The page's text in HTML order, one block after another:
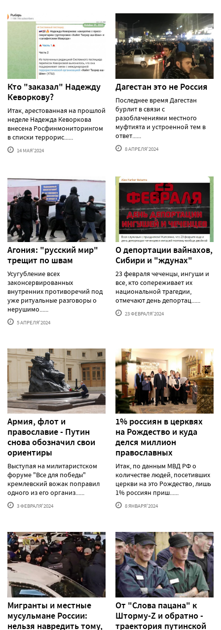
Кто "заказал" Надежду
Кеворкову?
Итак, арестованная на прошлой
неделе Надежда Кеворкова
внесена Росфинмониторингом
в списки террорис......
14 МАЯ'2024
Дагестан это не Россия
Последнее время Дагестан
бурлит в связи с
разоблачениями местного
муфтията и устроенной тем в
ответ......
8 АПРЕЛЯ'2024
Агония: "русский мир"
трещит по швам
Усугубление всех
законсервированных
внутренних противоречий под
уже ритуальные разговоры о
нерушимо......
5 АПРЕЛЯ'2024
О депортации вайнахов,
Сибири и "ждунах"
23 февраля чеченцы, ингуши и
все, кто сопереживает их
национальной трагедии,
отмечают день депортац......
23 ФЕВРАЛЯ'2024
Армия, флот и
православие - Путин
снова обозначил свои
ориентиры
Выступая на милитаристском
форуме "Все для победы"
кремлевский вожак поправил
одного из его организ......
3 ФЕВРАЛЯ'2024
1% россиян в церквях
на Рождество и куда
делся миллион
православных
Итак, по данным МВД РФ о
количестве людей, посетивших
церкви на это Рождество, лишь
1% россиян приш......
8 ЯНВАРЯ'2024
Мигранты и местные
мусульмане России:
нельзя навредить тому,
От "Слова пацана" к
Шторму-Z и обратно -
траектория путинской